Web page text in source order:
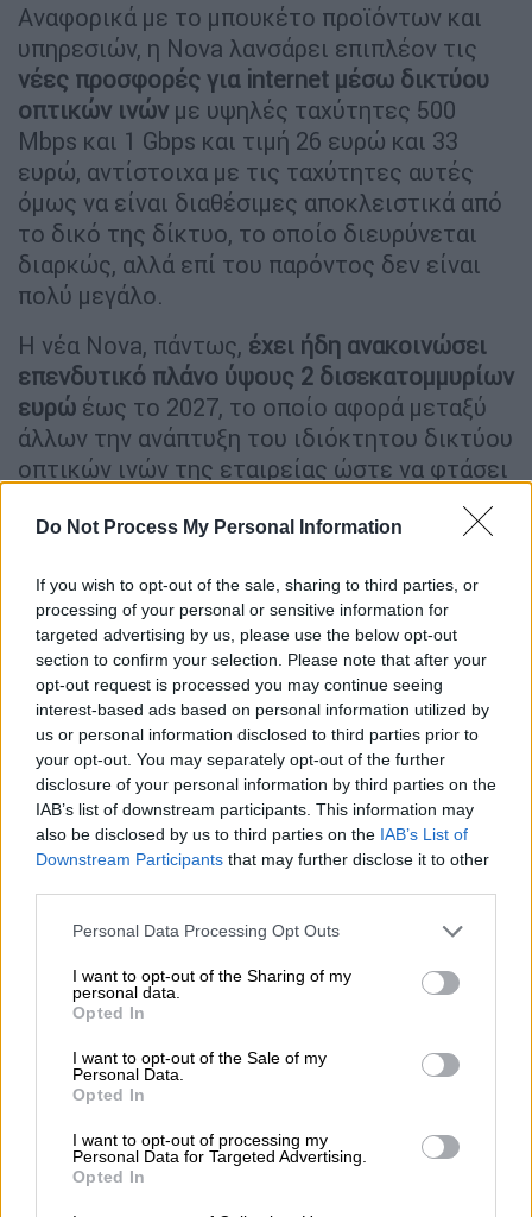
Do Not Process My Personal Information
If you wish to opt-out of the sale, sharing to third parties, or
processing of your personal or sensitive information for
targeted advertising by us, please use the below opt-out
section to confirm your selection. Please note that after your
opt-out request is processed you may continue seeing
interest-based ads based on personal information utilized by
us or personal information disclosed to third parties prior to
your opt-out. You may separately opt-out of the further
disclosure of your personal information by third parties on the
IAB’s list of downstream participants. This information may
also be disclosed by us to third parties on the IAB’s List of
Downstream Participants that may further disclose it to other
Please note that this website/app uses one or more Google
not limited to your visit or usage behaviour. You may click to
grant or deny consent to Google and its third-party tags to
use your data for below specified purposes in below Google
consent section.
Personal Data Processing Opt Outs
I want to opt-out of the Sharing of my
personal data.
Opted In
I want to opt-out of the Sale of my
Personal Data.
Opted In
I want to opt-out of processing my
Personal Data for Targeted Advertising.
Opted In
Αναφορικά με το μπουκέτο προϊόντων και
υπηρεσιών, η Nova λανσάρει επιπλέον τις
νέες προσφορές για internet μέσω δικτύου
οπτικών ινών με υψηλές ταχύτητες 500
Mbps και 1 Gbps και τιμή 26 ευρώ και 33
ευρώ, αντίστοιχα με τις ταχύτητες αυτές
όμως να είναι διαθέσιμες αποκλειστικά από
το δικό της δίκτυο, το οποίο διευρύνεται
διαρκώς, αλλά επί του παρόντος δεν είναι
πολύ μεγάλο.
Η νέα Nova, πάντως, έχει ήδη ανακοινώσει
επενδυτικό πλάνο ύψους 2 δισεκατομμυρίων
ευρώ έως το 2027, το οποίο αφορά μεταξύ
άλλων την ανάπτυξη του ιδιόκτητου δικτύου
οπτικών ινών της εταιρείας ώστε να φτάσει
τα 22.000 χλμ καλύπτοντας περίπου το 40%
του ελληνικού πληθυσμού.
Επιπλέον, όπως ξεκαθάρισε η διοίκηση της
εταιρίας, καταργείται κάθε είδους διάκριση
μεταξύ πελατώνκαθώς παλιοί και νέοι
συνδρομητές θα έχουν τιςίδιες τιμές και
προσφορές.Στόχος της εταιρίας είναι ο
ανταγωνισμός και η προσέλκυση νέων
πελατών, ενώ κρίσιμο είναι να διατηρηθεί
και η υφιστάμενη πελατειακή της βάση
χωρίς διαρροές προς άλλους παρόχους.
Στην κατεύθυνση αυτή έχει ήδη ξεκινήσει
ενημέρωση των πελατών της αναφορικά με
τις μειωμένες τιμές που θα πληρώνουν με
Στους βασικούς κανόνες που ο
Μιχάλης
Αναγνωστάκος, Chief Marketing Officer της
Nova συγκαταλέγεται και η ελεύθερη
δωρεάν πρόσβαση στη βασική χρήση του
data του προγράμματος, ενώ τα απεριόριστα
data θα κοστίζουν 27 ευρώ το μήνα.